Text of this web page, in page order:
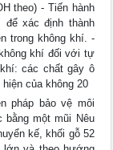
theo) - Tiến hành
xác định thành
trong không khí. -
khí đối với tự
các chất gây ô
của không 20
pháp bảo vệ môi
một mũi Nêu
kế, khối gỗ 52